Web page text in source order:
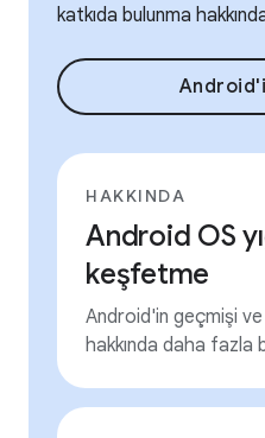
katkıda bulunma
HAKKINDA
Android OS
keşfetme
Android'in geçmişi ve
hakkında daha fazla